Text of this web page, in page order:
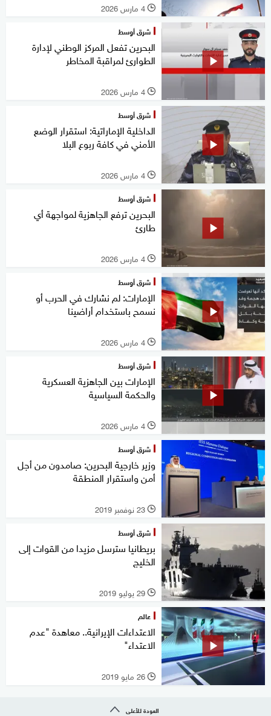
l 4 مارس 2026
شرق أوسط
البحرين تفعل المركز الوطني لإدارة
الطوارئ لمراقبة المخاطر
l 4 مارس 2026
شرق أوسط
الداخلية الإماراتية: استقرار الوضع
الأمني في كافة ربوع البلا
l 4 مارس 2026
شرق أوسط
البحرين ترفع الجاهزية لمواجهة أي
طارئ
l 4 مارس 2026
شرق أوسط
الإمارات: لم نشارك في الحرب أو
نسمح باستخدام أراضينا
l 4 مارس 2026
شرق أوسط
الإمارات بين الجاهزية العسكرية
والحكمة السياسية
l 4 مارس 2026
شرق أوسط
وزير خارجية البحرين: صامدون من أجل
أمن واستقرار المنطقة
l 23 نوفمبر 2019
شرق أوسط
بريطانيا سترسل مزيدا من القوات إلى
الخليج
l 29 يوليو 2019
عالم
الاعتداءات الإيرانية.. معاهدة "عدم
الاعتداء"
l 26 مايو 2019
العودة للأعلى